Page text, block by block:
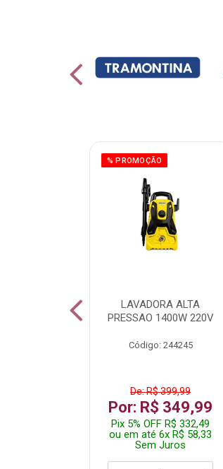
% PROMOÇÃO
LAVADORA ALTA
PRESSAO 1400W 220V
Código: 244245
De: R$ 399,99
Por: R$ 349,99
Pix 5% OFF R$ 332,49
ou em até 6x R$ 58,33
Sem Juros